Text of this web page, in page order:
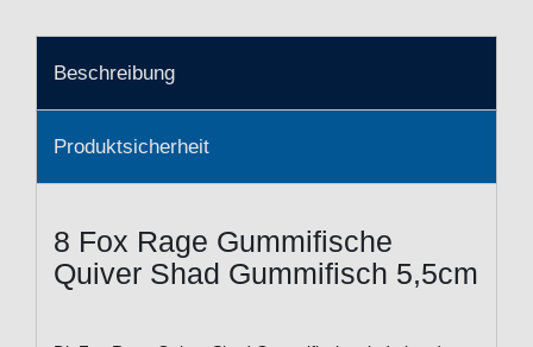
Beschreibung
Produktsicherheit
8 Fox Rage Gummifische
Quiver Shad Gummifisch 5,5cm